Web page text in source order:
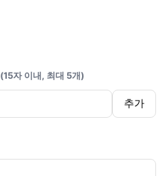
(15자 이내, 최대 5개)
추가